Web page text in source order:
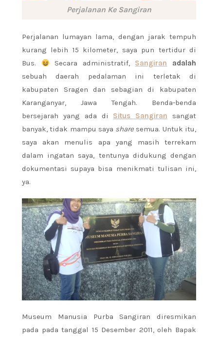
Perjalanan Ke Sangiran
Perjalanan lumayan lama, dengan jarak tempuh
kurang lebih 15 kilometer, saya pun tertidur di
Bus.
Secara administratif, Sangiran adalah
sebuah daerah pedalaman ini terletak di
kabupaten Sragen dan sebagian di kabupaten
Karanganyar, Jawa Tengah. Benda-benda
bersejarah yang ada di Situs Sangiran sangat
banyak, tidak mampu saya share semua. Untuk itu,
saya akan menulis apa yang masih terrekam
dalam ingatan saya, tentunya didukung dengan
dokumentasi supaya bisa menikmati tulisan ini,
ya.
Museum Manusia Purba Sangiran diresmikan
pada pada tanggal 15 Desember 2011, oleh Bapak